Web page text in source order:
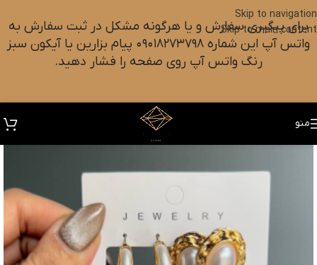
Skip to navigation
Skip to main content
برای پیگیری سفارش و یا هرگونه مشکل در ثبت سفارش به
واتس آپ این شماره ۰۹۰۱۸۲۷۳۷۹۸ پیام بزارین یا آیکون سبز
رنگ واتس آپ روی صفحه را فشار دهید.
منو